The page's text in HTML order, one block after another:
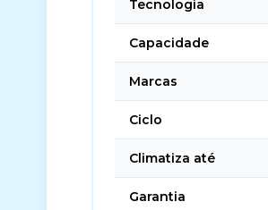
Tecnologia
Capacidade
Marcas
Ciclo
Climatiza até
Garantia